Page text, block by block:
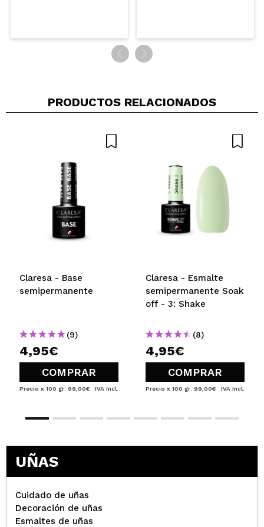
PRODUCTOS RELACIONADOS
Claresa - Base
semipermanente
(9)
4,95€
COMPRAR
Precio x 100 gr: 99,00€ IVA Incl.
Claresa - Esmalte
semipermanente Soak
off - 3: Shake
(8)
4,95€
COMPRAR
Precio x 100 gr: 99,00€ IVA Incl.
UÑAS
Cuidado de uñas
Decoración de uñas
Esmaltes de uñas